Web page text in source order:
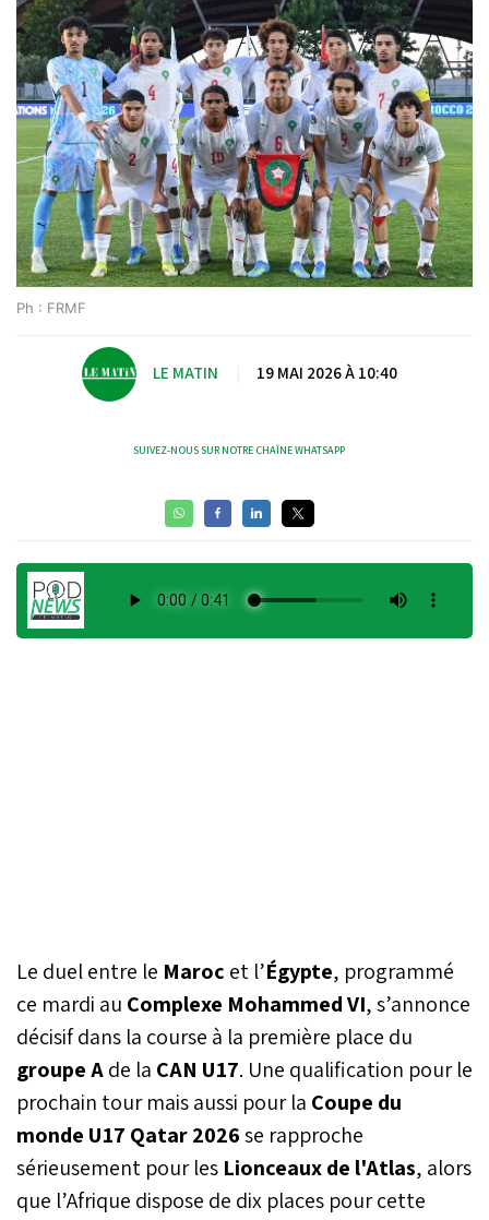
Ph : FRMF
LE MATIN 19 MAI 2026 À 10:40
SUIVEZ-NOUS SUR NOTRE CHAÎNE WHATSAPP
Le duel entre le Maroc et l’Égypte, programmé
ce mardi au Complexe Mohammed VI, s’annonce
décisif dans la course à la première place du
groupe Ade la CAN U17. Une qualification pour le
prochain tour mais aussi pour la Coupe du
monde U17 Qatar 2026se rapproche
sérieusement pour les Lionceaux de l'Atlas, alors
que l’Afrique dispose de dix places pour cette